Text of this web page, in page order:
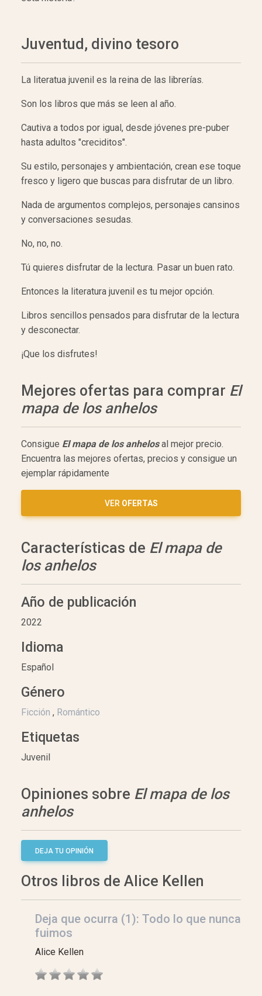
Juventud, divino tesoro
La literatua juvenil es la reina de las librerías.
Son los libros que más se leen al año.
Cautiva a todos por igual, desde jóvenes pre-puber
hasta adultos "creciditos".
Su estilo, personajes y ambientación, crean ese toque
fresco y ligero que buscas para disfrutar de un libro.
Nada de argumentos complejos, personajes cansinos
y conversaciones sesudas.
No, no, no.
Tú quieres disfrutar de la lectura. Pasar un buen rato.
Entonces la literatura juvenil es tu mejor opción.
Libros sencillos pensados para disfrutar de la lectura
y desconectar.
¡Que los disfrutes!
Mejores ofertas para comprar El
mapa de los anhelos
Consigue El mapa de los anhelosal mejor precio.
Encuentra las mejores ofertas, precios y consigue un
ejemplar rápidamente
VER OFERTAS
Características de El mapa de
los anhelos
Año de publicación
2022
Idioma
Español
Género
Ficción , Romántico
Etiquetas
Juvenil
Opiniones sobre El mapa de los
anhelos
DEJA TU OPINIÓN
Otros libros de Alice Kellen
Deja que ocurra (1): Todo lo que nunca
fuimos
Alice Kellen